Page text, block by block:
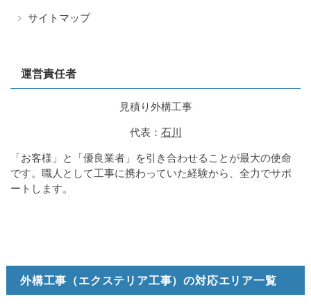
サイトマップ
運営責任者
見積り外構工事
代表： 石川
「お客様」と「優良業者」を引き合わせることが最大の使命
です。職人として工事に携わっていた経験から、全力でサポ
ートします。
外構工事（エクステリア工事）の対応エリア一覧